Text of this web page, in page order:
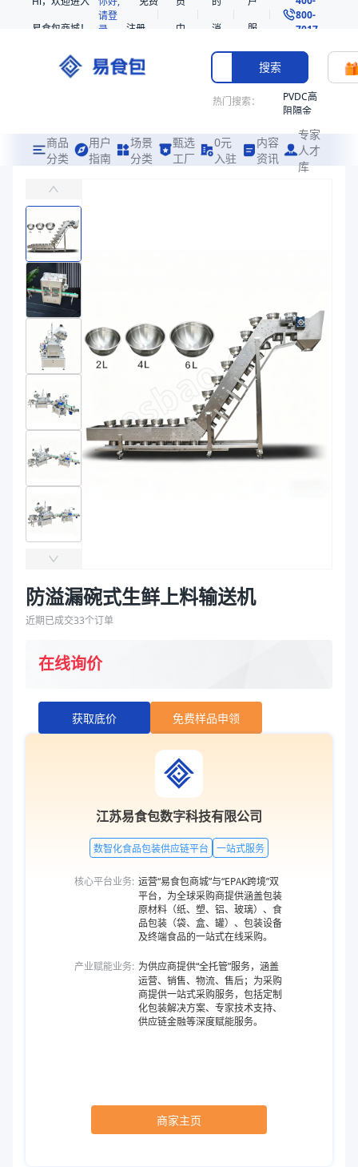
易食包商城！
请登
录
注册
中
消
息
服
务
800-
7017
搜索
热门搜索：
PVDC高
阻隔金
共挤热
收缩袋
SE53
热收缩
商品
分类
用户
指南
场景
分类
甄选
工厂
0元
入驻
内容
资讯
专家
人才
库
易食包（EPAK）专注于防溢漏碗式生鲜上料输送机包装，提供详尽的
在线询价
商品参数
商品分类
商品图片
防溢漏碗式生鲜上料输送机
近期已成交33个订单
在线询价
获取底价 免费样品申领
江苏易食包数字科技有限公司
数智化食品包装供应链平台 一站式服务
核心平台业务: 运营“易食包商城”与“EPAK跨境”双
平台，为全球采购商提供涵盖包装
原材料（纸、塑、铝、玻璃）、食
品包装（袋、盒、罐）、包装设备
及终端食品的一站式在线采购。
产业赋能业务: 为供应商提供“全托管”服务，涵盖
运营、销售、物流、售后；为采购
商提供一站式采购服务，包括定制
化包装解决方案、专家技术支持、
供应链金融等深度赋能服务。
商家主页